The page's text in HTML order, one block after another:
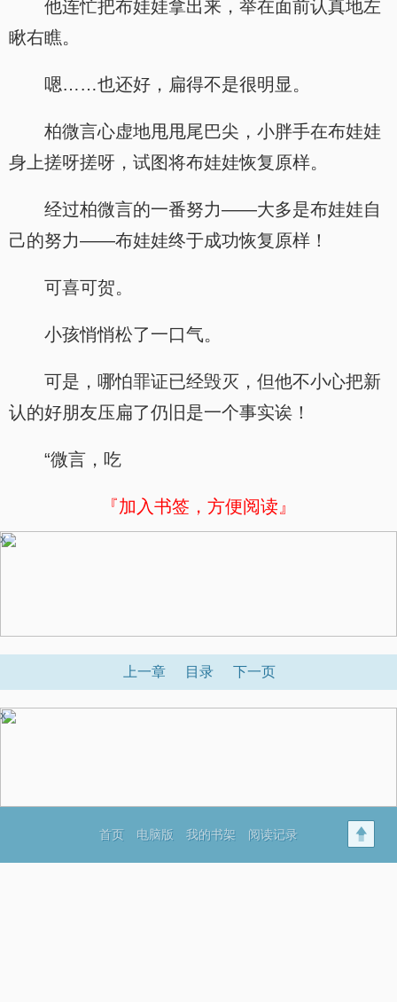
他连忙把布娃娃拿出来，举在面前认真地左
瞅右瞧。
嗯……也还好，扁得不是很明显。
柏微言心虚地甩甩尾巴尖，小胖手在布娃娃
身上搓呀搓呀，试图将布娃娃恢复原样。
经过柏微言的一番努力——大多是布娃娃自
己的努力——布娃娃终于成功恢复原样！
可喜可贺。
小孩悄悄松了一口气。
可是，哪怕罪证已经毁灭，但他不小心把新
认的好朋友压扁了仍旧是一个事实诶！
“微言，吃
『加入书签，方便阅读』
x
上一章 目录 下一页
x
首页 电脑版 我的书架 阅读记录